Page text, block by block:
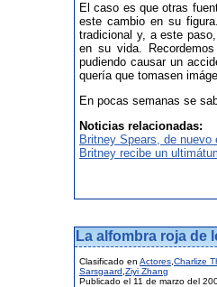
El caso es que otras
este cambio en su
tradicional y, a este
en su vida.
pudiendo causar un
quería que tomasen
En pocas semanas se
Noticias relacionadas:
Britney Spears, de nuevo
Britney recibe un
La alfombra roja de
Clasificado en Actores Charlize
Sarsgaard Ziyi Zhang
Publicado el 11 de marzo del